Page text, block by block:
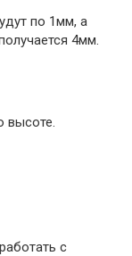
по 1мм, а
4мм.
высоте.
с